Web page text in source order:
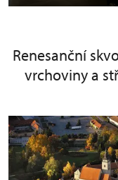
Renesanční
vrchoviny a